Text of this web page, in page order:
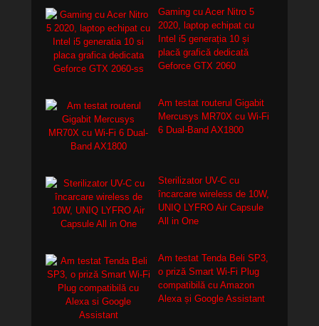
Gaming cu Acer Nitro 5
2020, laptop echipat cu
Intel i5 generația 10 și
placă grafică dedicată
Geforce GTX 2060
Am testat routerul Gigabit
Mercusys MR70X cu Wi-Fi
6 Dual-Band AX1800
Sterilizator UV-C cu
încarcare wireless de 10W,
UNIQ LYFRO Air Capsule
All in One
Am testat Tenda Beli SP3,
o priză Smart Wi-Fi Plug
compatibilă cu Amazon
Alexa și Google Assistant